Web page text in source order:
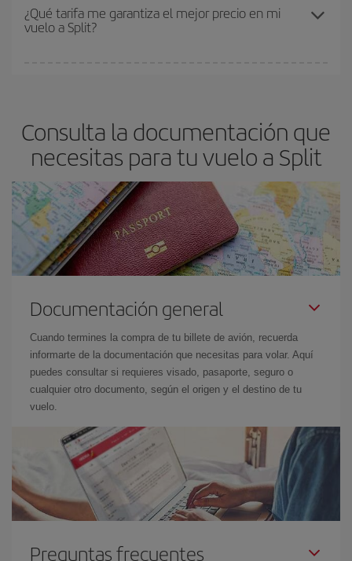
Los precios dependen de las plazas que queden libres en el vuelo
y de que las tarifas más baratas (turista) estén disponibles o se
¿Qué tarifa me garantiza el mejor precio en mi
vuelo a Split?
Consulta la documentación que
necesitas para tu vuelo a Split
Documentación general
Cuando termines la compra de tu billete de avión, recuerda
informarte de la documentación que necesitas para volar. Aquí
puedes consultar si requieres visado, pasaporte, seguro o
cualquier otro documento, según el origen y el destino de tu
vuelo.
Preguntas frecuentes